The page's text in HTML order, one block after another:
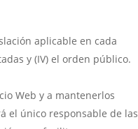
aplicable en cada
y (IV) el orden público.
Web y a mantenerlos
el único responsable de las